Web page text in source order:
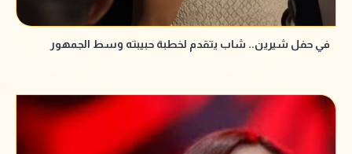
في حفل شيرين.. شاب يتقدم لخطبة حبيبته وسط الجمهور